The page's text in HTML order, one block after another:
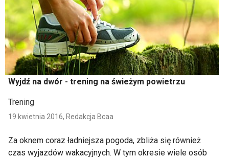
Wyjdź na dwór - trening na świeżym powietrzu
Trening
19 kwietnia 2016, Redakcja Bcaa
Za oknem coraz ładniejsza pogoda, zbliża się również
czas wyjazdów wakacyjnych. W tym okresie wiele osób